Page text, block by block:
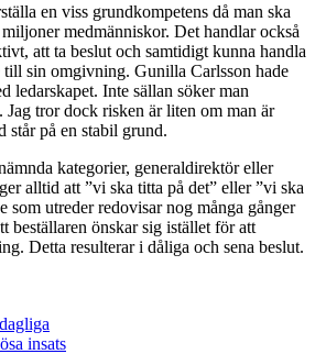
en viss grundkompetens då man ska
medmänniskor. Det handlar också
att ta beslut och samtidigt kunna handla
sin omgivning. Gunilla Carlsson hade
ledarskapet. Inte sällan söker man
Jag tror dock risken är liten om man är
på en stabil grund.
kategorier, generaldirektör eller
alltid att ”vi ska titta på det” eller ”vi ska
som utreder redovisar nog många gånger
beställaren önskar sig istället för att
Detta resulterar i dåliga och sena beslut.